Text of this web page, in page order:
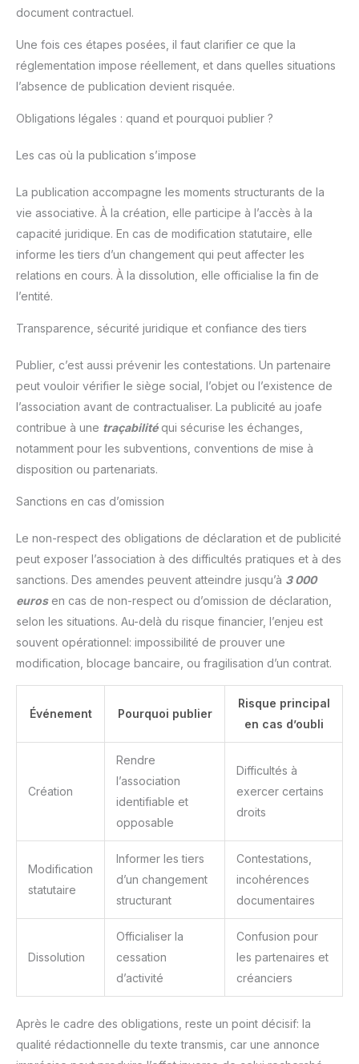
document contractuel.
Une fois ces étapes posées, il faut clarifier ce que la
réglementation impose réellement, et dans quelles situations
l’absence de publication devient risquée.
Obligations légales : quand et pourquoi publier ?
Les cas où la publication s’impose
La publication accompagne les moments structurants de la
vie associative. À la création, elle participe à l’accès à la
capacité juridique. En cas de modification statutaire, elle
informe les tiers d’un changement qui peut affecter les
relations en cours. À la dissolution, elle officialise la fin de
l’entité.
Transparence, sécurité juridique et confiance des tiers
Publier, c’est aussi prévenir les contestations. Un partenaire
peut vouloir vérifier le siège social, l’objet ou l’existence de
l’association avant de contractualiser. La publicité au joafe
contribue à une traçabilitéqui sécurise les échanges,
notamment pour les subventions, conventions de mise à
disposition ou partenariats.
Sanctions en cas d’omission
Le non-respect des obligations de déclaration et de publicité
peut exposer l’association à des difficultés pratiques et à des
sanctions. Des amendes peuvent atteindre jusqu’à 3 000
eurosen cas de non-respect ou d’omission de déclaration,
selon les situations. Au-delà du risque financier, l’enjeu est
souvent opérationnel: impossibilité de prouver une
modification, blocage bancaire, ou fragilisation d’un contrat.
Événement Pourquoi publier
Risque principal
en cas d’oubli
Création
Rendre
l’association
identifiable et
opposable
Difficultés à
exercer certains
droits
Modification
statutaire
Informer les tiers
d’un changement
structurant
Contestations,
incohérences
documentaires
Dissolution
Officialiser la
cessation
d’activité
Confusion pour
les partenaires et
créanciers
Après le cadre des obligations, reste un point décisif: la
qualité rédactionnelle du texte transmis, car une annonce